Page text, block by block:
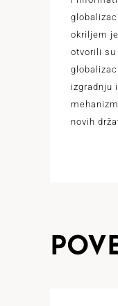
okriljem
otvorili su
izgradnju
novih